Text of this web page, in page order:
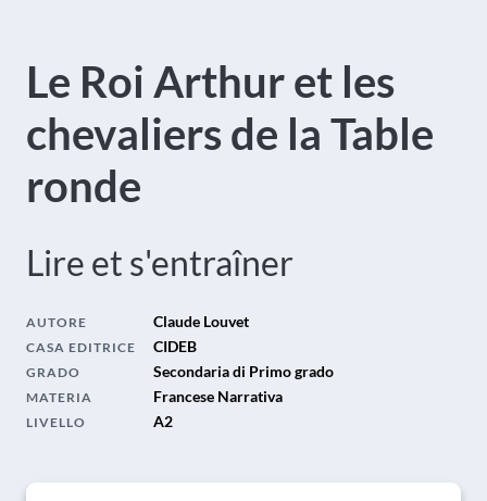
Le Roi Arthur et les
chevaliers de la Table
ronde
Lire et s'entraîner
AUTORE Claude Louvet
CASA EDITRICE CIDEB
GRADO Secondaria di Primo grado
MATERIA Francese Narrativa
LIVELLO A2